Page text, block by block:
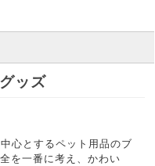
ッズ
心とするペット用品のブ
を一番に考え、かわい